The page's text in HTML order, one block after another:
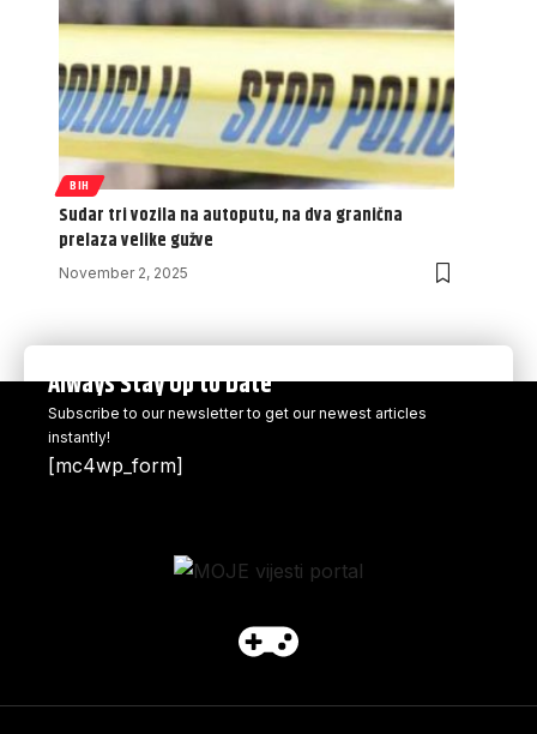
BIH
Sudar tri vozila na autoputu, na dva granična
prelaza velike gužve
November 2, 2025
Always Stay Up to Date
Subscribe to our newsletter to get our newest articles
instantly!
[mc4wp_form]